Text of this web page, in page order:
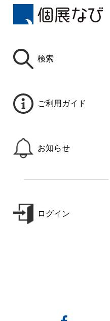
検索
ご利用ガイド
お知らせ
ログイン